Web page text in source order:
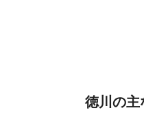
徳川の主